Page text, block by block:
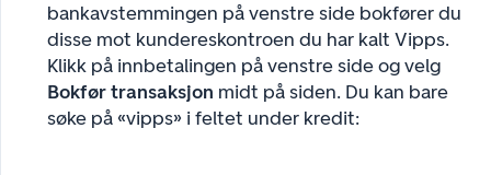
bankavstemmingen på venstre side bokfører du
disse mot kundereskontroen du har kalt Vipps.
Klikk på innbetalingen på venstre side og velg
Bokfør transaksjon midt på siden. Du kan bare
søke på «vipps» i feltet under kredit: